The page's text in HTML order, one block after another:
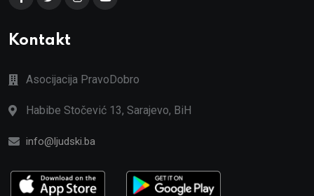
Kontakt
Asocijacija PravoDobro
Habibe Stočević 13, Sarajevo, BiH
info@ljudski.ba